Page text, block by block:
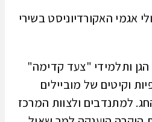
אגמי האקורדיוניסט בשירי
ותלמידי "צעד קדימה"
וקיטים של מוביילים
למתנדבים ולצוות המרכז